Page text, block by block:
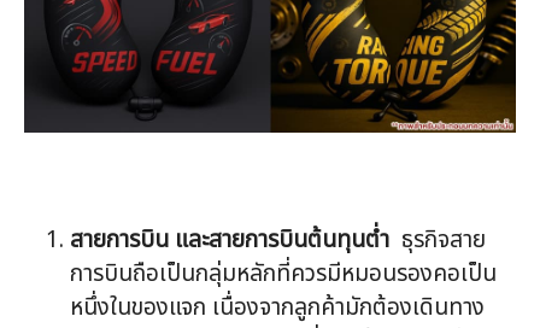
สายการบิน และสายการบินต้นทุนต่ำ ธุรกิจสาย
การบินถือเป็นกลุ่มหลักที่ควรมีหมอนรองคอเป็น
หนึ่งในของแจก เนื่องจากลูกค้ามักต้องเดินทาง